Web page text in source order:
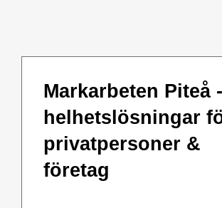
Markarbeten Piteå -
helhetslösningar
privatpersoner &
företag